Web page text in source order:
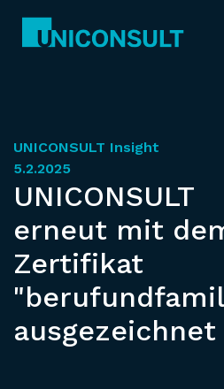
UNICONSULT Insight
5.2.2025
UNICONSULT
erneut mit
Zertifikat
ausgezeichnet